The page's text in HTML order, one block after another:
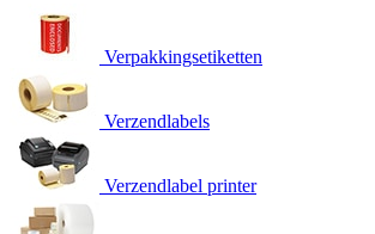
Verpakkingsetiketten
Verzendlabels
Verzendlabel printer